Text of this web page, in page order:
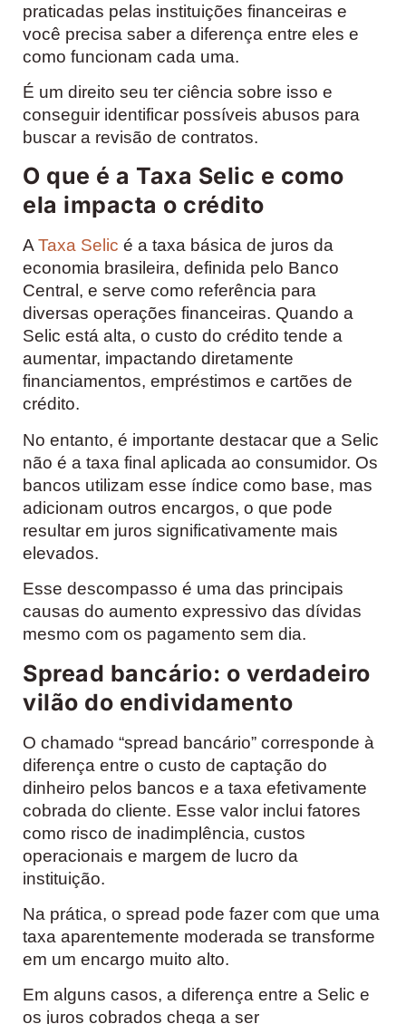
praticadas pelas instituições financeiras e
você precisa saber a diferença entre eles e
como funcionam cada uma.
É um direito seu ter ciência sobre isso e
conseguir identificar possíveis abusos para
buscar a revisão de contratos.
O que é a Taxa Selic e como
ela impacta o crédito
ATaxa Selic é a taxa básica de juros da
economia brasileira, definida pelo Banco
Central, e serve como referência para
diversas operações financeiras. Quando a
Selic está alta, o custo do crédito tende a
aumentar, impactando diretamente
financiamentos, empréstimos e cartões de
crédito.
No entanto, é importante destacar que a Selic
não é a taxa final aplicada ao consumidor. Os
bancos utilizam esse índice como base, mas
adicionam outros encargos, o que pode
resultar em juros significativamente mais
elevados.
Esse descompasso é uma das principais
causas do aumento expressivo das dívidas
mesmo com os pagamento sem dia.
Spread bancário: o verdadeiro
vilão do endividamento
O chamado “spread bancário” corresponde à
diferença entre o custo de captação do
dinheiro pelos bancos e a taxa efetivamente
cobrada do cliente. Esse valor inclui fatores
como risco de inadimplência, custos
operacionais e margem de lucro da
instituição.
Na prática, o spread pode fazer com que uma
taxa aparentemente moderada se transforme
em um encargo muito alto.
Em alguns casos, a diferença entre a Selic e
os juros cobrados chega a ser